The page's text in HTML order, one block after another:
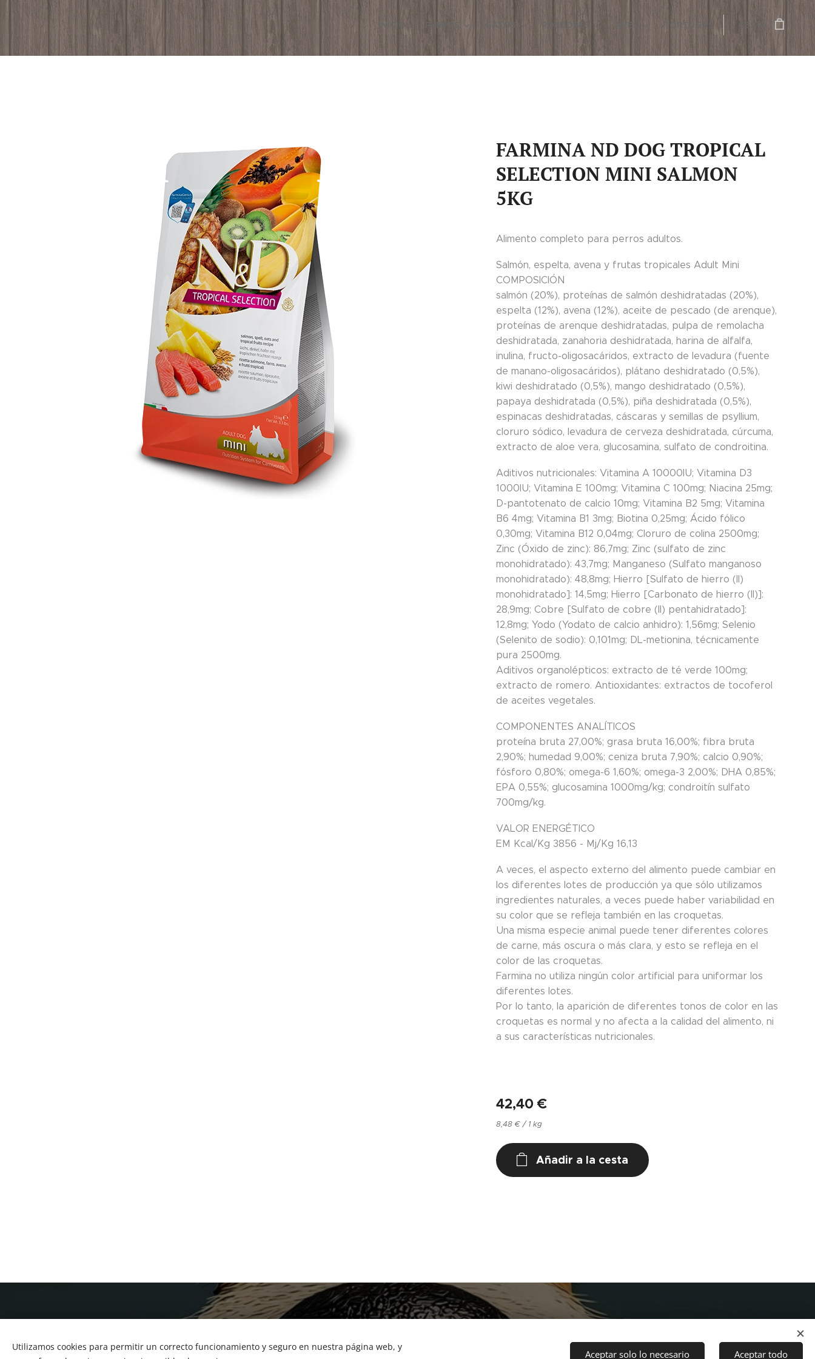
INICIO PERROS GATOS ROEDORES AVES TORTUGAS CESTA
FARMINA ND DOG TROPICAL
SELECTION MINI SALMON
5KG
Alimento completo para perros adultos.
Salmón, espelta, avena y frutas tropicales Adult Mini
COMPOSICIÓN
salmón (20%), proteínas de salmón deshidratadas (20%),
espelta (12%), avena (12%), aceite de pescado (de arenque),
proteínas de arenque deshidratadas, pulpa de remolacha
deshidratada, zanahoria deshidratada, harina de alfalfa,
inulina, fructo-oligosacáridos, extracto de levadura (fuente
de manano-oligosacáridos), plátano deshidratado (0,5%),
kiwi deshidratado (0,5%), mango deshidratado (0,5%),
papaya deshidratada (0,5%), piña deshidratada (0,5%),
espinacas deshidratadas, cáscaras y semillas de psyllium,
cloruro sódico, levadura de cerveza deshidratada, cúrcuma,
extracto de aloe vera, glucosamina, sulfato de condroitina.
Aditivos nutricionales: Vitamina A 10000IU; Vitamina D3
1000IU; Vitamina E 100mg; Vitamina C 100mg; Niacina 25mg;
D-pantotenato de calcio 10mg; Vitamina B2 5mg; Vitamina
B6 4mg; Vitamina B1 3mg; Biotina 0,25mg; Ácido fólico
0,30mg; Vitamina B12 0,04mg; Cloruro de colina 2500mg;
Zinc (Óxido de zinc): 86,7mg; Zinc (sulfato de zinc
monohidratado): 43,7mg; Manganeso (Sulfato manganoso
monohidratado): 48,8mg; Hierro [Sulfato de hierro (II)
monohidratado]: 14,5mg; Hierro [Carbonato de hierro (II)]:
28,9mg; Cobre [Sulfato de cobre (II) pentahidratado]:
12,8mg; Yodo (Yodato de calcio anhidro): 1,56mg; Selenio
(Selenito de sodio): 0,101mg; DL-metionina, técnicamente
pura 2500mg.
Aditivos organolépticos: extracto de té verde 100mg;
extracto de romero. Antioxidantes: extractos de tocoferol
de aceites vegetales.
COMPONENTES ANALÍTICOS
proteína bruta 27,00%; grasa bruta 16,00%; fibra bruta
2,90%; humedad 9,00%; ceniza bruta 7,90%; calcio 0,90%;
fósforo 0,80%; omega-6 1,60%; omega-3 2,00%; DHA 0,85%;
EPA 0,55%; glucosamina 1000mg/kg; condroitín sulfato
700mg/kg.
VALOR ENERGÉTICO
EM Kcal/Kg 3856 - Mj/Kg 16,13
A veces, el aspecto externo del alimento puede cambiar en
los diferentes lotes de producción ya que sólo utilizamos
ingredientes naturales, a veces puede haber variabilidad en
su color que se refleja también en las croquetas.
Una misma especie animal puede tener diferentes colores
de carne, más oscura o más clara, y esto se refleja en el
color de las croquetas.
Farmina no utiliza ningún color artificial para uniformar los
diferentes lotes.
Por lo tanto, la aparición de diferentes tonos de color en las
croquetas es normal y no afecta a la calidad del alimento, ni
a sus características nutricionales.
42,40 €
8,48 € / 1 kg
Añadir a la cesta
Tf.666351543
Utilizamos cookies para permitir un correcto funcionamiento y seguro en nuestra página web, y
Aceptar solo lo necesario Aceptar todo